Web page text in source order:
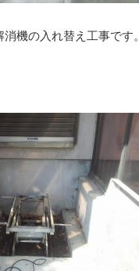
機の入れ替え工事です。